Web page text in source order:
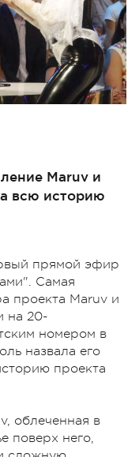
Maruv и
всю историю
прямой эфир
Самая
проекта Maruv и
на 20-
номером в
назвала его
проекта
облеченная в
поверх него,